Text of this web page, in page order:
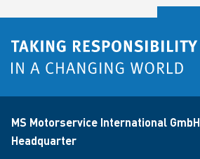
MS Motorservice International GmbH
Headquarter